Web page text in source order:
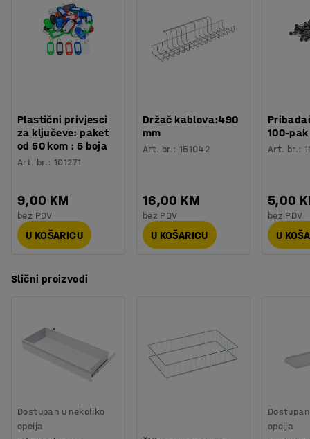
Plastični privjesci
za ključeve: paket
od 50 kom : 5 boja
Art. br.:101271
9,00 KM
bez PDV
U KOŠARICU
Držač kablova:490
mm
Art. br.: 151042
16,00 KM
bez PDV
U KOŠARICU
100-pak
Art. br.:
5,00
bez PDV
U
Slični proizvodi
Dostupan u nekoliko
opcija
opcija